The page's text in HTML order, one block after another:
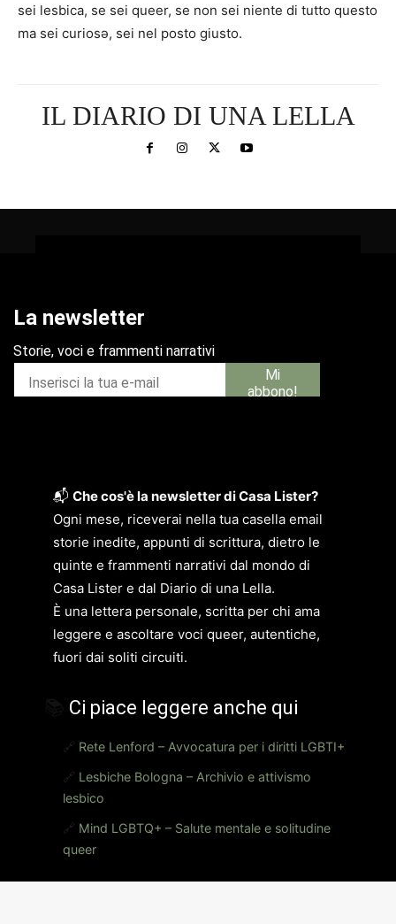
sei lesbica, se sei queer, se non sei niente di tutto questo
ma sei curiosə, sei nel posto giusto.
IL DIARIO DI UNA LELLA
📬 Che cos'è la newsletter di Casa Lister?
Ogni mese, riceverai nella tua casella email
storie inedite, appunti di scrittura, dietro le
quinte e frammenti narrativi dal mondo di
Casa Lister e dal Diario di una Lella.
È una lettera personale, scritta per chi ama
leggere e ascoltare voci queer, autentiche,
fuori dai soliti circuiti.
Ci piace leggere anche qui
🔗 Rete Lenford – Avvocatura per i diritti LGBTI+
🔗 Lesbiche Bologna – Archivio e attivismo
lesbico
🔗 Mind LGBTQ+ – Salute mentale e solitudine
queer